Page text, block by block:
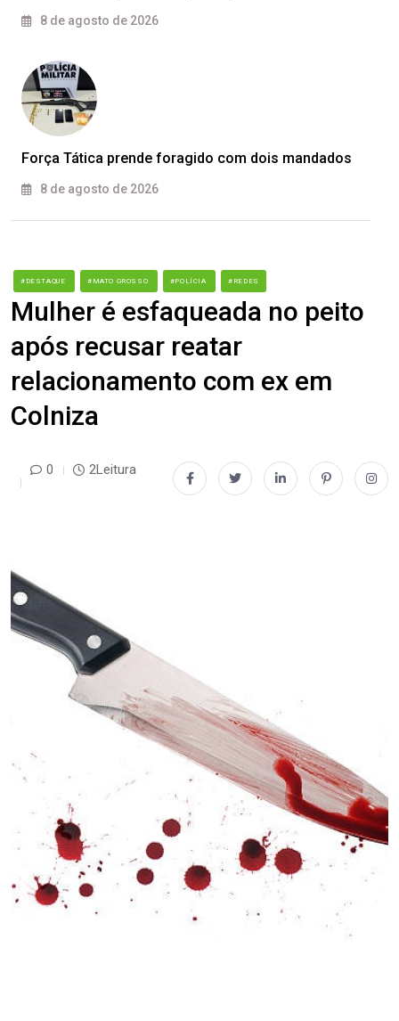
8 de agosto de 2026
Força Tática prende foragido com dois mandados
8 de agosto de 2026
#DESTAQUE #MATO GROSSO #POLÍCIA #REDES
Mulher é esfaqueada no peito
após recusar reatar
relacionamento com ex em
Colniza
0 2Leitura